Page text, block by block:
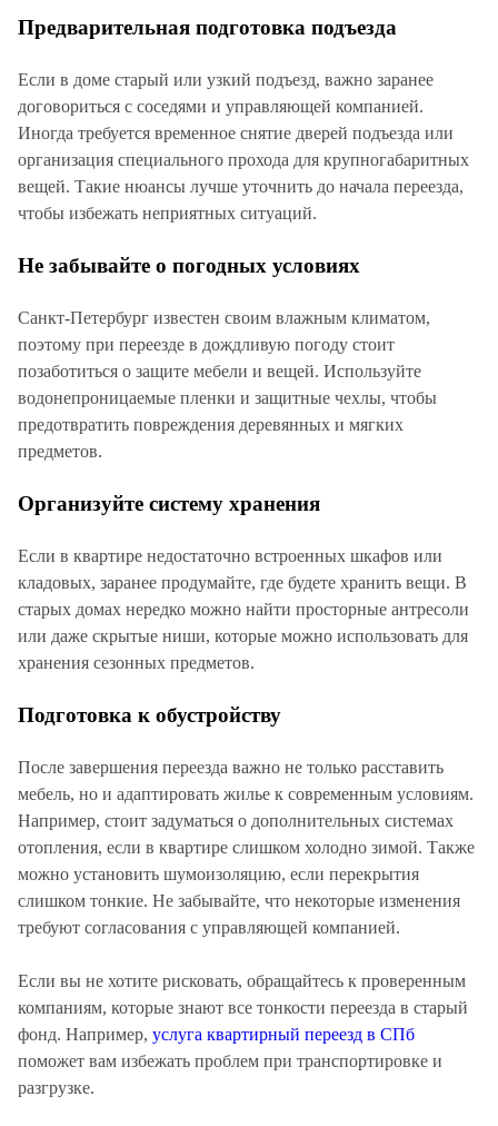
Предварительная подготовка подъезда
Если в доме старый или узкий подъезд, важно заранее
договориться с соседями и управляющей компанией.
Иногда требуется временное снятие дверей подъезда или
организация специального прохода для крупногабаритных
вещей. Такие нюансы лучше уточнить до начала переезда,
чтобы избежать неприятных ситуаций.
Не забывайте о погодных условиях
Санкт-Петербург известен своим влажным климатом,
поэтому при переезде в дождливую погоду стоит
позаботиться о защите мебели и вещей. Используйте
водонепроницаемые пленки и защитные чехлы, чтобы
предотвратить повреждения деревянных и мягких
предметов.
Организуйте систему хранения
Если в квартире недостаточно встроенных шкафов или
кладовых, заранее продумайте, где будете хранить вещи. В
старых домах нередко можно найти просторные антресоли
или даже скрытые ниши, которые можно использовать для
хранения сезонных предметов.
Подготовка к обустройству
После завершения переезда важно не только расставить
мебель, но и адаптировать жилье к современным условиям.
Например, стоит задуматься о дополнительных системах
отопления, если в квартире слишком холодно зимой. Также
можно установить шумоизоляцию, если перекрытия
слишком тонкие. Не забывайте, что некоторые изменения
требуют согласования с управляющей компанией.
Если вы не хотите рисковать, обращайтесь к проверенным
компаниям, которые знают все тонкости переезда в старый
фонд. Например, услуга квартирный переезд в СПб
поможет вам избежать проблем при транспортировке и
разгрузке.